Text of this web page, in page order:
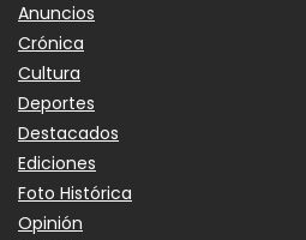
Anuncios
Crónica
Cultura
Deportes
Destacados
Ediciones
Foto Histórica
Opinión